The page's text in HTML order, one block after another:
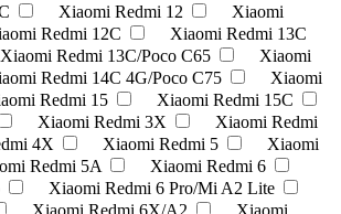
Xiaomi Redmi 12
Xiaomi
Redmi 12С
Xiaomi Redmi 13C
Xiaomi Redmi 13C/Poco C65
Xiaomi
Redmi 14C 4G/Poco C75
Xiaomi
Redmi 15
Xiaomi Redmi 15C
Xiaomi Redmi 3X
Xiaomi Redmi
4X Xiaomi Redmi 5
Xiaomi
Redmi 5A
Xiaomi Redmi 6
Xiaomi Redmi 6 Pro/Mi A2 Lite
Xiaomi Redmi 6X/A2 Xiaomi